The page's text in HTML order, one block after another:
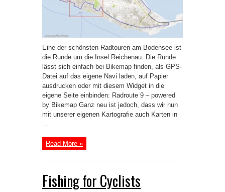
Eine der schönsten Radtouren am Bodensee ist
die Runde um die Insel Reichenau. Die Runde
lässt sich einfach bei Bikemap finden, als GPS-
Datei auf das eigene Navi laden, auf Papier
ausdrucken oder mit diesem Widget in die
eigene Seite einbinden: Radroute 9 – powered
by Bikemap Ganz neu ist jedoch, dass wir nun
mit unserer eigenen Kartografie auch Karten in
...
Read More »
Fishing for Cyclists